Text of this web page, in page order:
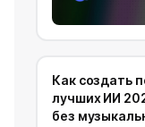
Как создать
лучших ИИ
без